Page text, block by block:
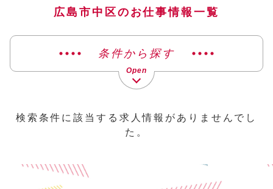
広島市中区のお仕事情報一覧
条件から探す
検索条件に該当する求人情報がありませんでし
た。